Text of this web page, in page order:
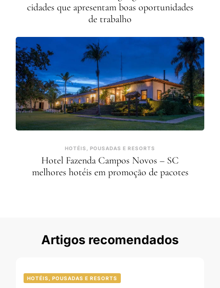
cidades que apresentam boas oportunidades
de trabalho
HOTÉIS, POUSADAS E RESORTS
Hotel Fazenda Campos Novos – SC
melhores hotéis em promoção de pacotes
Artigos recomendados
HOTÉIS, POUSADAS E RESORTS